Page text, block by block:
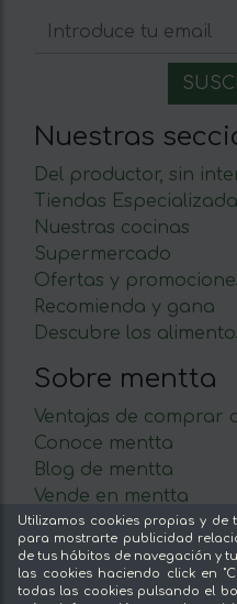
Nuestras
Del productor, sin
Tiendas
Nuestras cocinas
Supermercado
Ofertas y
Recomienda y gana
Descubre los
Sobre mentta
Ventajas de comprar
Conoce mentta
Blog de mentta
Vende en mentta
Fidelización
Preguntas frecuentes
Legal
Utilizamos cookies propias y
para mostrarte publicidad
de tus hábitos de navegación y
las cookies haciendo click en
todas las cookies pulsando el